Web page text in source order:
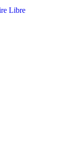
Libre